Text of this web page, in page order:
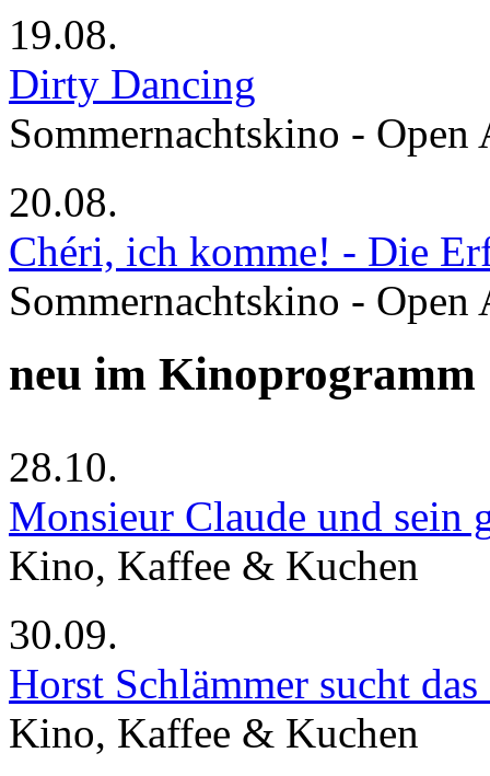
19.08.
Dirty Dancing
Sommernachtskino - Open
20.08.
Chéri, ich komme! - Die
Sommernachtskino - Open
neu im Kinoprogramm
28.10.
Monsieur Claude und sein
Kino, Kaffee & Kuchen
30.09.
Horst Schlämmer sucht
Kino, Kaffee & Kuchen